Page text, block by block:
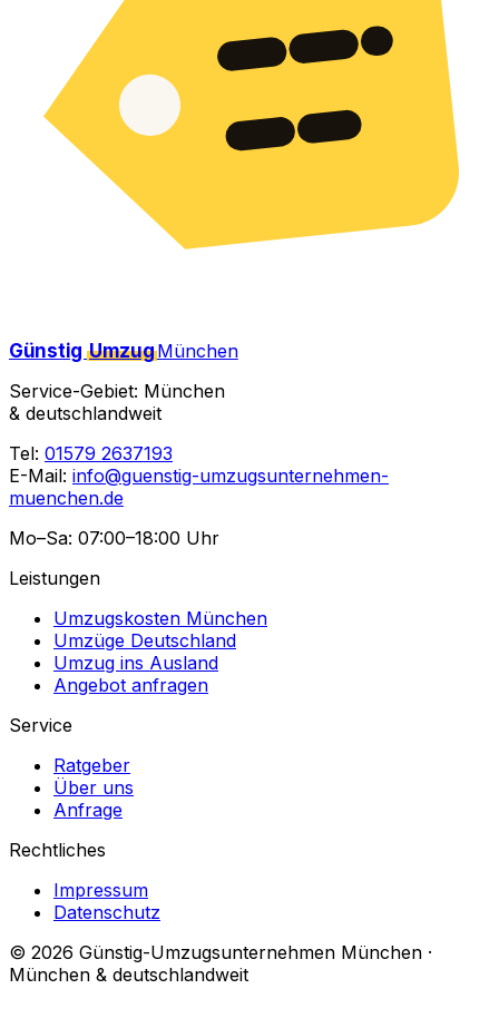
Günstig UmzugMünchen
Service-Gebiet: München
& deutschlandweit
Tel: 01579 2637193
E-Mail: info@guenstig-umzugsunternehmen-
muenchen.de
Mo–Sa: 07:00–18:00 Uhr
Leistungen
Umzugskosten München
Umzüge Deutschland
Umzug ins Ausland
Angebot anfragen
Service
Ratgeber
Über uns
Anfrage
Rechtliches
Impressum
Datenschutz
© 2026 Günstig-Umzugsunternehmen München ·
München & deutschlandweit